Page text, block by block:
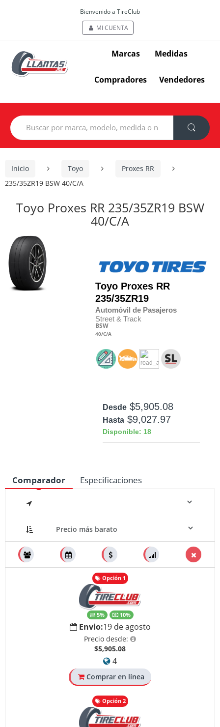
Bienvenido a TireClub
MI CUENTA
Marcas Medidas
Compradores Vendedores
Search
for:
Inicio Toyo
Proxes RR
235/35ZR19 BSW 40/C/A
Toyo Proxes RR 235/35ZR19 BSW
40/C/A
Toyo Proxes RR
235/35ZR19
Automóvil de Pasajeros
Street & Track
BSW
40/C/A
Desde $5,905.08
Hasta $9,027.97
Disponible: 18
Medidas
Comparador Especificaciones
Opción 1
5% 10%
Envio:19 de agosto
Precio desde:
$5,905.08
4
Comprar en línea
Opción 2